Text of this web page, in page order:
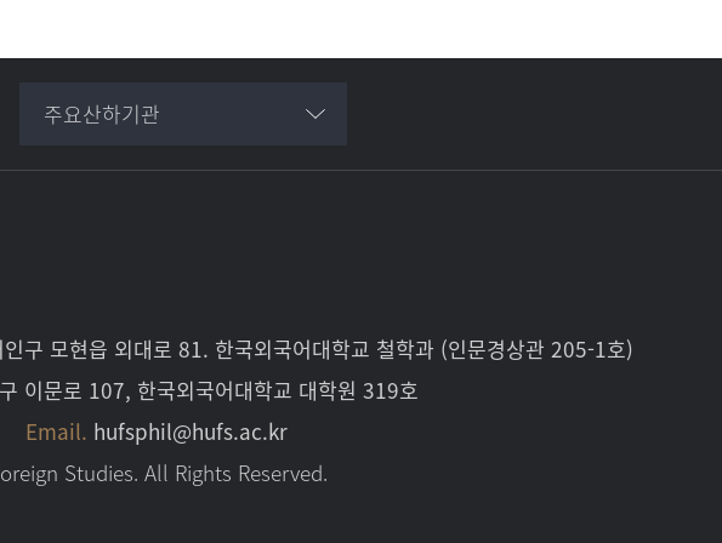
주요산하기관
구 모현읍 외대로 81. 한국외국어대학교 철학과 (인문경상관 205-1호)
이문로 107, 한국외국어대학교 대학원 319호
Email. hufsphil@hufs.ac.kr
Studies. All Rights Reserved.